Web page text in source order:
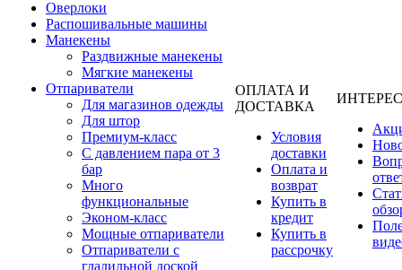
Оверлоки
Распошивальные машины
Манекены
Раздвижные манекены
Мягкие манекены
Отпариватели
Для магазинов одежды
Для штор
Премиум-класс
С давлением пара от 3
бар
Много
функциональные
Эконом-класс
Мощные отпариватели
Отпариватели с
гладильной доской
ОПЛАТА И
ДОСТАВКА
Условия
доставки
Оплата и
возврат
Купить в
кредит
Купить в
рассрочку